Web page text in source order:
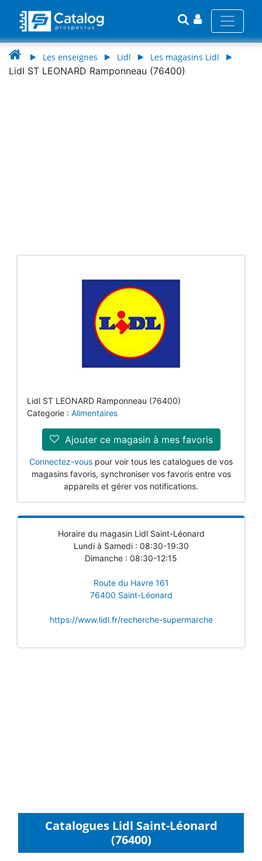
Les enseignes Lidl Les magasins Lidl
Lidl ST LEONARD Ramponneau (76400)
Lidl ST LEONARD Ramponneau (76400)
Categorie : Alimentaires
Ajouter ce magasin à mes favoris
Connectez-vous pour voir tous les catalogues de vos
magasins favoris, synchroniser vos favoris entre vos
appareils et gérer vos notifications.
Horaire du magasin Lidl Saint-Léonard
Lundi à Samedi : 08:30-19:30
Dimanche : 08:30-12:15
Route du Havre 161
76400 Saint-Léonard
https://www.lidl.fr/recherche-supermarche
Catalogues Lidl Saint-Léonard
(76400)